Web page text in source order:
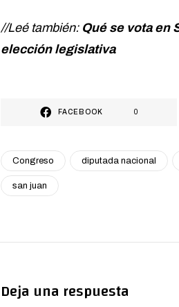
//Leé también: Qué se vota en
elección legislativa
FACEBOOK 0
Congreso diputada nacional
san juan
Deja una respuesta